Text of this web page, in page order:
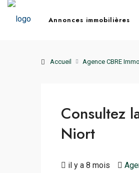
Annonces immobilières
Accueil Agence CBRE
Consultez
Niort
il y a 8 mois